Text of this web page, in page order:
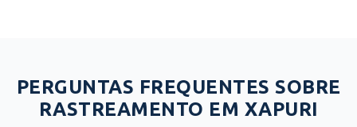
PERGUNTAS FREQUENTES SOBRE
RASTREAMENTO EM XAPURI